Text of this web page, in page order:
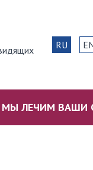
RU
МЫ ЛЕЧИМ ВАШИ